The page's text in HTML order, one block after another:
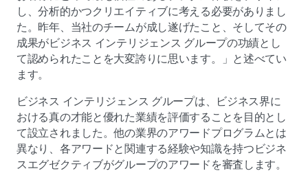
し、分析的かつクリエイティブに考える必要がありまし
た。昨年、当社のチームが成し遂げたこと、そしてその
成果がビジネス インテリジェンス グループの功績とし
て認められたことを大変誇りに思います。」と述べてい
ます。
ビジネス インテリジェンス グループは、ビジネス界に
おける真の才能と優れた業績を評価することを目的とし
て設立されました。他の業界のアワードプログラムとは
異なり、各アワードと関連する経験や知識を持つビジネ
スエグゼクティブがグループのアワードを審査します。